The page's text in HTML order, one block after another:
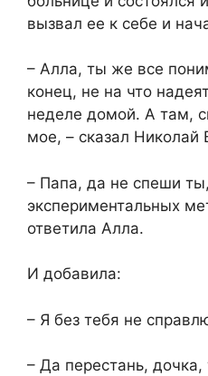
вызвал ее к себе и
– Алла, ты же все
конец, не на что
неделе домой. А там,
мое, – сказал Николай
– Папа, да не спеши
экспериментальных
ответила Алла.
И добавила:
– Я без тебя не
– Да перестань,